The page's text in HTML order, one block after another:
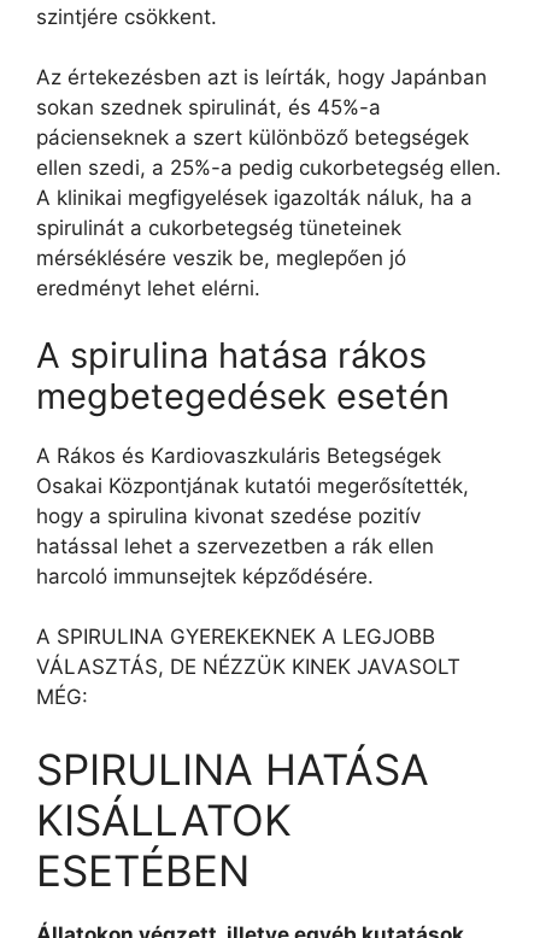
szintjére csökkent.
Az értekezésben azt is leírták, hogy Japánban
sokan szednek spirulinát, és 45%-a
pácienseknek a szert különböző betegségek
ellen szedi, a 25%-a pedig cukorbetegség ellen.
A klinikai megfigyelések igazolták náluk, ha a
spirulinát a cukorbetegség tüneteinek
mérséklésére veszik be, meglepően jó
eredményt lehet elérni.
A spirulina hatása rákos
megbetegedések esetén
A Rákos és Kardiovaszkuláris Betegségek
Osakai Központjának kutatói megerősítették,
hogy a spirulina kivonat szedése pozitív
hatással lehet a szervezetben a rák ellen
harcoló immunsejtek képződésére.
A SPIRULINA GYEREKEKNEK A LEGJOBB
VÁLASZTÁS, DE NÉZZÜK KINEK JAVASOLT
MÉG:
SPIRULINA HATÁSA
KISÁLLATOK
ESETÉBEN